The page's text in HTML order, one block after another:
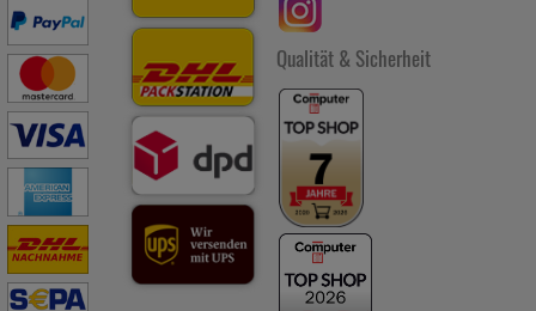
Bedürfnisse zugeschrittene Inhalte anzuzeigen und unser
Partnerprogramm zu betreiben.
Statistik & Tracking:Hierüber lassen sich Informationen über
die Art und Weise der Nutzung unserer Website sammeln, mit
deren Hilfe wir unsere Website weiter für Sie optimieren
können, den Inhalt auf unserer Website aber auch die Werbung
auf Drittseiten möglichst relevant für Sie zu gestalten. Bitte
beachten Sie, dass Daten hierfür teilweise an Dritte wie z.B.
Google oder soziale Medien übertragen werden.
Qualität & Sicherheit